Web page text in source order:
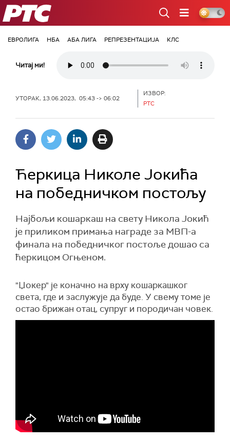
РТС
ЕВРОЛИГА НБА АБА ЛИГА РЕПРЕЗЕНТАЦИЈА КЛС
Читај ми!
УТОРАК, 13.06.2023, 05:43 -> 06:02
ИЗВОР:
РТС
Ћеркица Николe Јокића
на победничком постољу
Најбољи кошаркаш на свету Никола Јокић
је приликом примања награде за МВП-а
финала на победничког постоље дошао са
ћеркицом Огњеном.
"Џокер" је коначно на врху кошаркашког
света, где и заслужује да буде. У свему томе је
остао брижан отац, супруг и породичан човек.